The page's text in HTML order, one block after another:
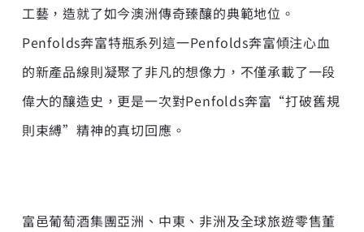
工藝，造就了如今澳洲傳奇臻釀的典範地位。
Penfolds奔富特瓶系列這一Penfolds奔富傾注心血
的新產品線則凝聚了非凡的想像力，不僅承載了一段
偉大的釀造史，更是一次對Penfolds奔富“打破舊規
則束縛”精神的真切回應。
富邑葡萄酒集團亞洲、中東、非洲及全球旅遊零售董